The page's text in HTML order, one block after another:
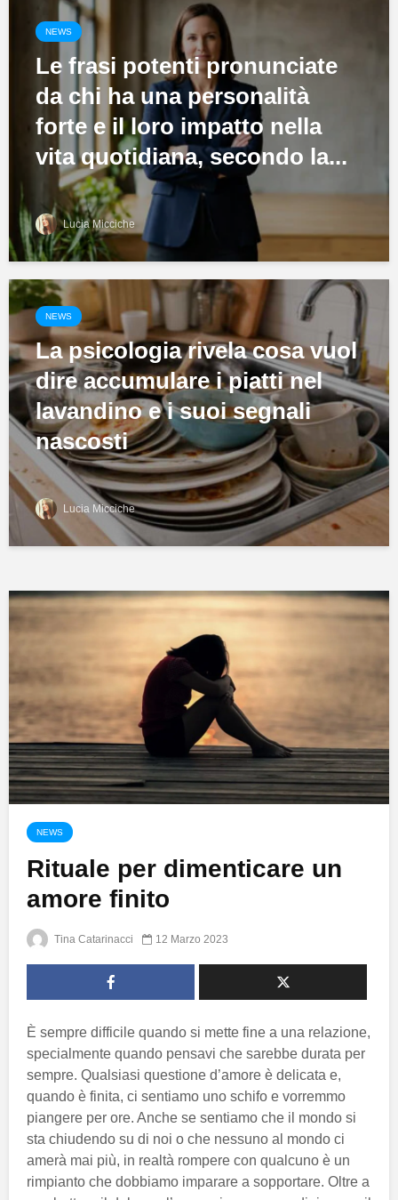
NEWS
Le frasi potenti pronunciate
da chi ha una personalità
forte e il loro impatto nella
vita quotidiana, secondo la...
Lucia Micciche
NEWS
La psicologia rivela cosa vuol
dire accumulare i piatti nel
lavandino e i suoi segnali
nascosti
Lucia Micciche
NEWS
Rituale per dimenticare un
amore finito
Tina Catarinacci 12 Marzo 2023
È sempre difficile quando si mette fine a una relazione,
specialmente quando pensavi che sarebbe durata per
sempre. Qualsiasi questione d’amore è delicata e,
quando è finita, ci sentiamo uno schifo e vorremmo
piangere per ore. Anche se sentiamo che il mondo si
sta chiudendo su di noi o che nessuno al mondo ci
amerà mai più, in realtà rompere con qualcuno è un
rimpianto che dobbiamo imparare a sopportare. Oltre a